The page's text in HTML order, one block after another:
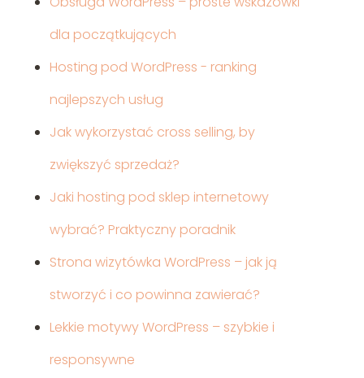
dla początkujących
Hosting pod WordPress - ranking
najlepszych usług
Jak wykorzystać cross selling, by
zwiększyć sprzedaż?
Jaki hosting pod sklep internetowy
wybrać? Praktyczny poradnik
Strona wizytówka WordPress – jak ją
stworzyć i co powinna zawierać?
Lekkie motywy WordPress – szybkie i
responsywne